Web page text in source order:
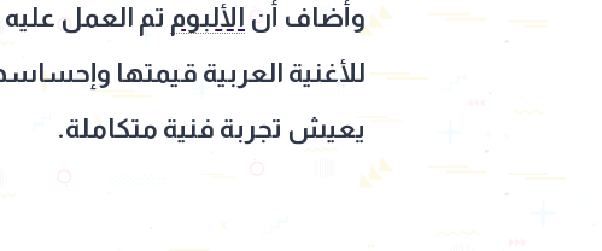
وأضاف أن الألبوم تم العمل
للأغنية العربية قيمتها
يعيش تجربة فنية متكاملة.